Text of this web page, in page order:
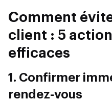
Comment
client : 5
efficaces
1. Confirmer
rendez-vous